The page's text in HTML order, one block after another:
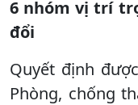
6 nhóm vị trí
đổi
Quyết định
Phòng, chống